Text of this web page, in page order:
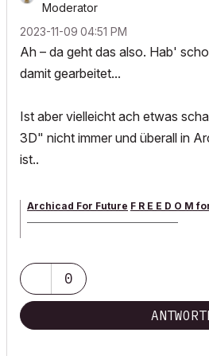
Moderator
‎2023-11-09 04:51 PM
Ah – da geht das also. Hab'
damit gearbeitet...
Ist aber vielleicht ach etwas
3D" nicht immer und überall in
ist..
Archicad For Future F R E E D O M
0